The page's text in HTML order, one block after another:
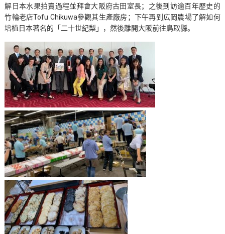
解日本水果拍賣過程並拜會大阪府古田室長；之後到訪逾百年歷史的
竹輪老店Tofu Chikuwa參觀其生產廠房；下午再到広岡農場了解如何
培植日本著名的「二十世紀梨」，然後離開大阪前往鳥取縣。